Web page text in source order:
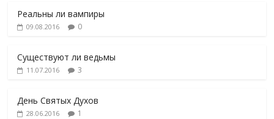
Реальны ли вампиры
09.08.2016 0
Существуют ли ведьмы
11.07.2016 3
День Святых Духов
28.06.2016 1